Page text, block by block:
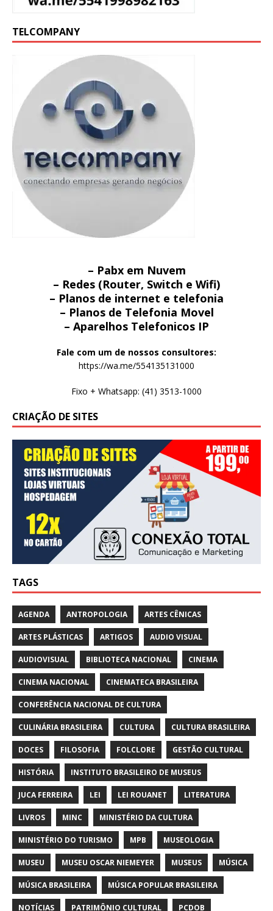
TELCOMPANY
– Pabx em Nuvem
– Redes (Router, Switch e Wifi)
– Planos de internet e telefonia
– Planos de Telefonia Movel
– Aparelhos Telefonicos IP
Fale com um de nossos consultores:
https://wa.me/554135131000
Fixo + Whatsapp: (41) 3513-1000
CRIAÇÃO DE SITES
TAGS
AGENDA ANTROPOLOGIA ARTES CÊNICAS
ARTES PLÁSTICAS ARTIGOS AUDIO VISUAL
AUDIOVISUAL BIBLIOTECA NACIONAL CINEMA
CINEMA NACIONAL CINEMATECA BRASILEIRA
CONFERÊNCIA NACIONAL DE CULTURA
CULINÁRIA BRASILEIRA CULTURA CULTURA BRASILEIRA
DOCES FILOSOFIA FOLCLORE GESTÃO CULTURAL
HISTÓRIA INSTITUTO BRASILEIRO DE MUSEUS
JUCA FERREIRA LEI LEI ROUANET LITERATURA
LIVROS MINC MINISTÉRIO DA CULTURA
MINISTÉRIO DO TURISMO MPB MUSEOLOGIA
MUSEU MUSEU OSCAR NIEMEYER MUSEUS MÚSICA
MÚSICA BRASILEIRA MÚSICA POPULAR BRASILEIRA
NOTÍCIAS PATRIMÔNIO CULTURAL PCDOB